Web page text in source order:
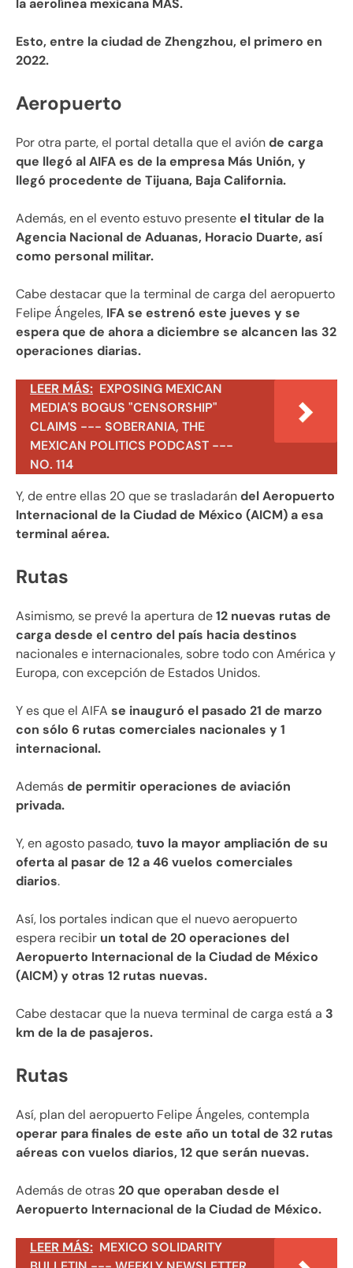
la aerolínea mexicana MAS.
Esto, entre la ciudad de Zhengzhou, el primero en
2022.
Aeropuerto
Por otra parte, el portal detalla que el aviónde carga
que llegó al AIFA es de la empresa Más Unión, y
llegó procedente de Tijuana, Baja California.
Además, en el evento estuvo presenteel titular de la
Agencia Nacional de Aduanas, Horacio Duarte, así
como personal militar.
Cabe destacar que la terminal de carga del aeropuerto
Felipe Ángeles, IFA se estrenó este jueves y se
espera que de ahora a diciembre se alcancen las 32
operaciones diarias.
LEER MÁS: EXPOSING MEXICAN
MEDIA'S BOGUS "CENSORSHIP"
CLAIMS --- SOBERANIA, THE
MEXICAN POLITICS PODCAST ---
NO. 114
Y, de entre ellas 20 que se trasladarándel Aeropuerto
Internacional de la Ciudad de México (AICM) a esa
terminal aérea.
Rutas
Asimismo, se prevé la apertura de12 nuevas rutas de
carga desde el centro del país hacia destinos
nacionales e internacionales, sobre todo con América y
Europa, con excepción de Estados Unidos.
Y es que el AIFA se inauguró el pasado 21 de marzo
con sólo 6 rutas comerciales nacionales y 1
internacional.
Ademásde permitir operaciones de aviación
privada.
Y, en agosto pasado,tuvo la mayor ampliación de su
oferta al pasar de 12 a 46 vuelos comerciales
diarios.
Así, los portales indican que el nuevo aeropuerto
espera recibir un total de 20 operaciones del
Aeropuerto Internacional de la Ciudad de México
(AICM) y otras 12 rutas nuevas.
Cabe destacar que la nueva terminal de carga está a 3
km de la de pasajeros.
Rutas
Así, plan del aeropuerto Felipe Ángeles, contempla
operar para finales de este año un total de 32 rutas
aéreas con vuelos diarios, 12 que serán nuevas.
Además de otras20 que operaban desde el
Aeropuerto Internacional de la Ciudad de México.
LEER MÁS: MEXICO SOLIDARITY